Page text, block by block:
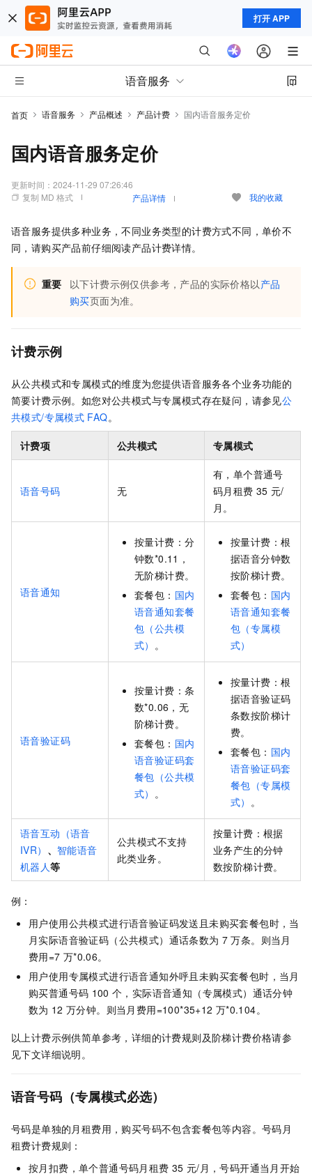
打开 APP
语音服务
首页 语音服务 产品概述 产品计费 国内语音服务定价
国内语音服务定价
更新时间： 2024-11-29 07:26:46
复制 MD 格式
产品详情 我的收藏
语音服务提供多种业务，不同业务类型的计费方式不同，单价不
同，请购买产品前仔细阅读产品计费详情。
重要 以下计费示例仅供参考，产品的实际价格以产品
购买页面为准。
计费示例
从公共模式和专属模式的维度为您提供语音服务各个业务功能的
简要计费示例。如您对公共模式与专属模式存在疑问，请参见公
共模式/专属模式 FAQ。
计费项 公共模式 专属模式
语音号码 无
有，单个普通号
码月租费 35 元/
月。
语音通知
按量计费：分
钟数*0.11，
无阶梯计费。
套餐包： 国内
语音通知套餐
包（公共模
式） 。
按量计费：根
据语音分钟数
按阶梯计费。
套餐包： 国内
语音通知套餐
包（专属模
式）
语音验证码
按量计费：条
数*0.06，无
阶梯计费。
套餐包： 国内
语音验证码套
餐包（公共模
式） 。
按量计费：根
据语音验证码
条数按阶梯计
费。
套餐包： 国内
语音验证码套
餐包（专属模
式） 。
语音互动（语音
IVR） 、智能语音
机器人等
公共模式不支持
此类业务。
按量计费：根据
业务产生的分钟
数按阶梯计费。
例：
用户使用公共模式进行语音验证码发送且未购买套餐包时，当
月实际语音验证码（公共模式）通话条数为 7 万条。则当月
费用=7 万*0.06。
用户使用专属模式进行语音通知外呼且未购买套餐包时，当月
购买普通号码 100 个，实际语音通知（专属模式）通话分钟
数为 12 万分钟。则当月费用=100*35+12 万*0.104。
以上计费示例供简单参考，详细的计费规则及阶梯计费价格请参
见下文详细说明。
语音号码（专属模式必选）
号码是单独的月租费用，购买号码不包含套餐包等内容。号码月
租费计费规则：
按月扣费，单个普通号码月租费 35 元/月，号码开通当月开始